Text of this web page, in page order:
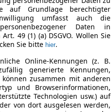
auf Grundlage berechtigter
umfasst auch die
Daten in
49 (1) (a) DSGVO. Wollen Sie
Sie bitte hier.
Online-Kennungen (z. B.
generierte Kennungen,
zusammen mit anderen
und Browserinformationen,
Technologien usw.) auf
von dort ausgelesen werden,